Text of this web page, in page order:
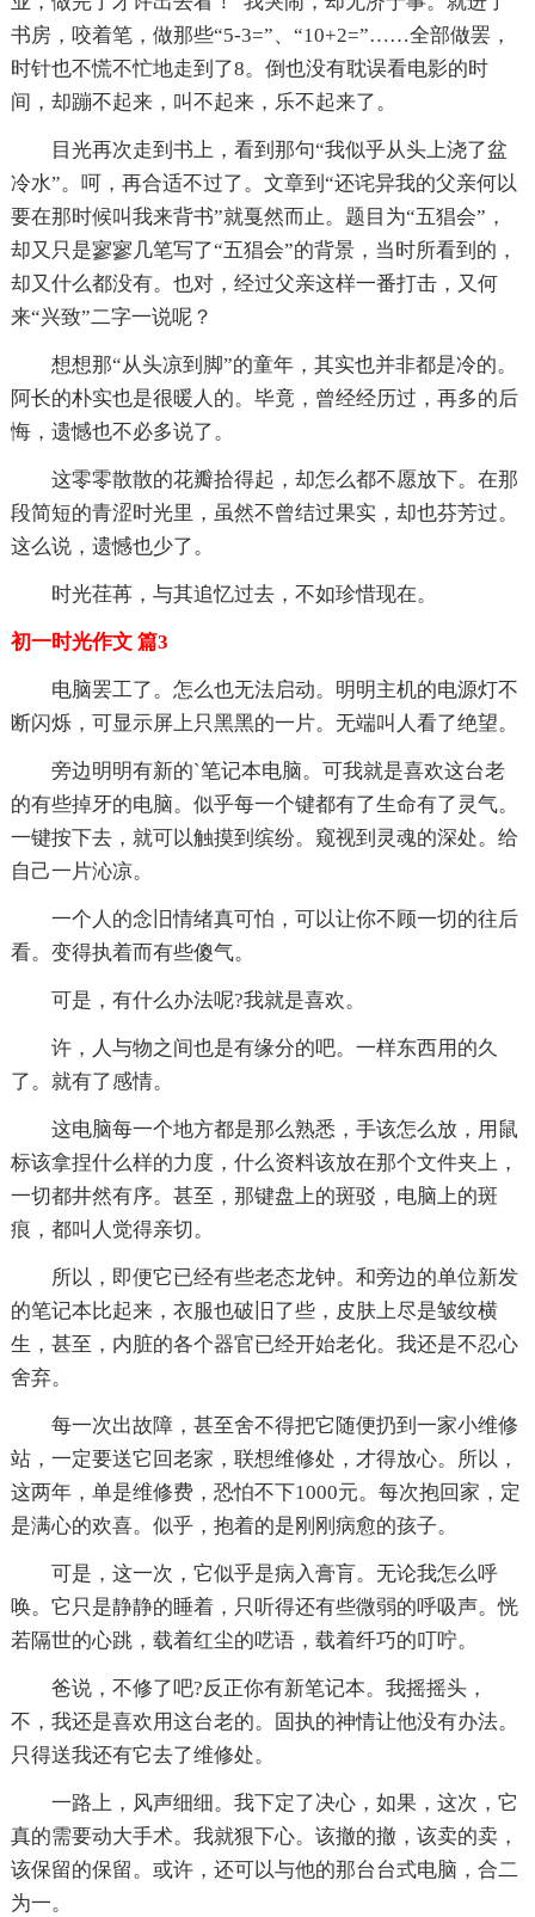
书房，咬着笔，做那些“5-3=”、“10+2=”……全部做罢，
时针也不慌不忙地走到了8。倒也没有耽误看电影的时
间，却蹦不起来，叫不起来，乐不起来了。
目光再次走到书上，看到那句“我似乎从头上浇了盆
冷水”。呵，再合适不过了。文章到“还诧异我的父亲何以
要在那时候叫我来背书”就戛然而止。题目为“五猖会”，
却又只是寥寥几笔写了“五猖会”的背景，当时所看到的，
却又什么都没有。也对，经过父亲这样一番打击，又何
来“兴致”二字一说呢？
想想那“从头凉到脚”的童年，其实也并非都是冷的。
阿长的朴实也是很暖人的。毕竟，曾经经历过，再多的后
悔，遗憾也不必多说了。
这零零散散的花瓣拾得起，却怎么都不愿放下。在那
段简短的青涩时光里，虽然不曾结过果实，却也芬芳过。
这么说，遗憾也少了。
时光荏苒，与其追忆过去，不如珍惜现在。
初一时光作文 篇3
电脑罢工了。怎么也无法启动。明明主机的电源灯不
断闪烁，可显示屏上只黑黑的一片。无端叫人看了绝望。
旁边明明有新的`笔记本电脑。可我就是喜欢这台老
的有些掉牙的电脑。似乎每一个键都有了生命有了灵气。
一键按下去，就可以触摸到缤纷。窥视到灵魂的深处。给
自己一片沁凉。
一个人的念旧情绪真可怕，可以让你不顾一切的往后
看。变得执着而有些傻气。
可是，有什么办法呢?我就是喜欢。
许，人与物之间也是有缘分的吧。一样东西用的久
了。就有了感情。
这电脑每一个地方都是那么熟悉，手该怎么放，用鼠
标该拿捏什么样的力度，什么资料该放在那个文件夹上，
一切都井然有序。甚至，那键盘上的斑驳，电脑上的斑
痕，都叫人觉得亲切。
所以，即便它已经有些老态龙钟。和旁边的单位新发
的笔记本比起来，衣服也破旧了些，皮肤上尽是皱纹横
生，甚至，内脏的各个器官已经开始老化。我还是不忍心
舍弃。
每一次出故障，甚至舍不得把它随便扔到一家小维修
站，一定要送它回老家，联想维修处，才得放心。所以，
这两年，单是维修费，恐怕不下1000元。每次抱回家，定
是满心的欢喜。似乎，抱着的是刚刚病愈的孩子。
可是，这一次，它似乎是病入膏肓。无论我怎么呼
唤。它只是静静的睡着，只听得还有些微弱的呼吸声。恍
若隔世的心跳，载着红尘的呓语，载着纤巧的叮咛。
爸说，不修了吧?反正你有新笔记本。我摇摇头，
不，我还是喜欢用这台老的。固执的神情让他没有办法。
只得送我还有它去了维修处。
一路上，风声细细。我下定了决心，如果，这次，它
真的需要动大手术。我就狠下心。该撤的撤，该卖的卖，
该保留的保留。或许，还可以与他的那台台式电脑，合二
为一。